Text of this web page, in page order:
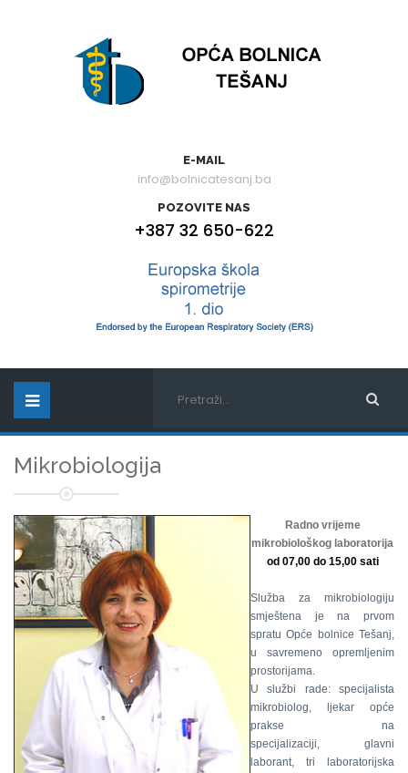
E-MAIL
info@bolnicatesanj.ba
POZOVITE NAS
+387 32 650-622
Mikrobiologija
Radno vrijeme
mikrobiološkog laboratorija
od 07,00 do 15,00 sati
Služba za mikrobiologiju
smještena je na prvom
spratu Opće bolnice Tešanj,
u savremeno opremljenim
prostorijama.
U službi rade: specijalista
mikrobiolog, ljekar opće
prakse na
specijalizaciji, glavni
laborant, tri laboratorijska